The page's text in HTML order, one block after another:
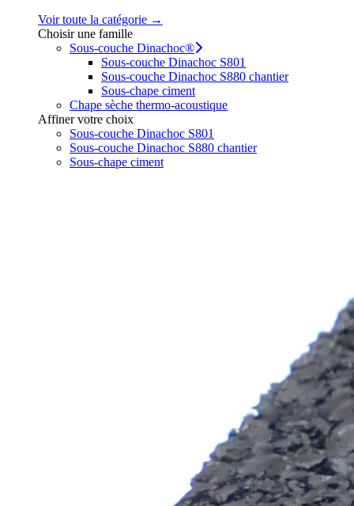
Voir toute la catégorie →
Choisir une famille
Sous-couche Dinachoc®
Sous-couche Dinachoc S801
Sous-couche Dinachoc S880 chantier
Sous-chape ciment
Chape sèche thermo-acoustique
Affiner votre choix
Sous-couche Dinachoc S801
Sous-couche Dinachoc S880 chantier
Sous-chape ciment